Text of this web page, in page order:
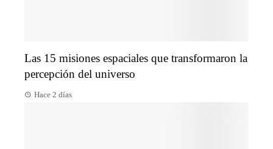
Las 15 misiones espaciales que transformaron la
percepción del universo
Hace 2 días